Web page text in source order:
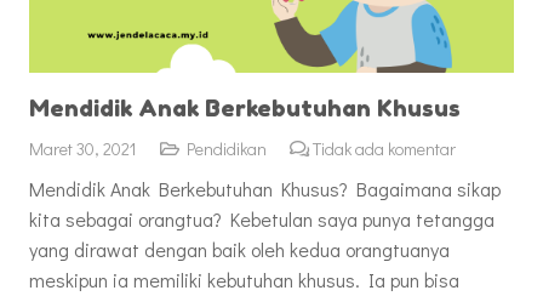
Mendidik Anak Berkebutuhan Khusus
Maret 30, 2021 Pendidikan Tidak ada komentar
Mendidik Anak Berkebutuhan Khusus? Bagaimana sikap
kita sebagai orangtua? Kebetulan saya punya tetangga
yang dirawat dengan baik oleh kedua orangtuanya
meskipun ia memiliki kebutuhan khusus. Ia pun bisa